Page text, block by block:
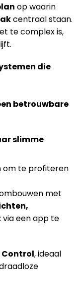
op waarin
centraal staan.
te complex is,
die
betrouwbare
slimme
om te profiteren
met
via een app te
Control, ideaal